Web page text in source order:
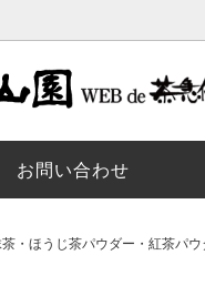
介お問い合わせ
・ほうじ茶パウダー・紅茶パウ